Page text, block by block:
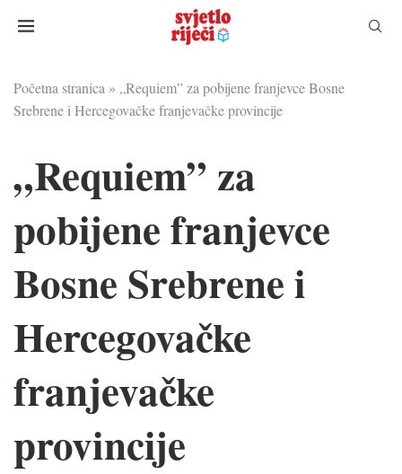
Početna stranica » „Requiem” za pobijene franjevce Bosne
Srebrene i Hercegovačke franjevačke provincije
„Requiem” za
pobijene franjevce
Bosne Srebrene i
Hercegovačke
franjevačke
provincije